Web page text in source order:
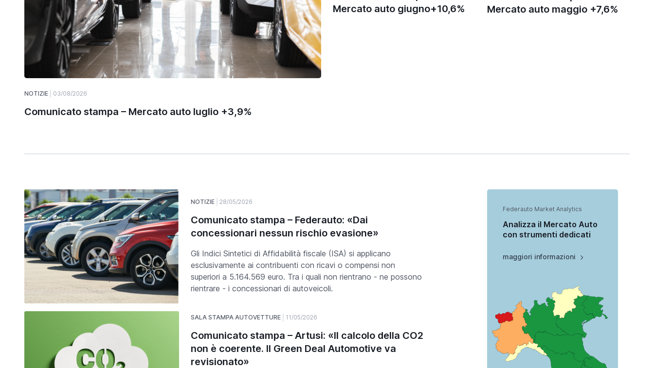
NOTIZIE 03/08/2026
Comunicato stampa – Mercato auto luglio +3,9%
Mercato auto giugno+10,6%
Mercato auto maggio +7,6%
NOTIZIE 28/05/2026
Comunicato stampa – Federauto: «Dai
concessionari nessun rischio evasione»
Gli Indici Sintetici di Affidabilità fiscale (ISA) si applicano
esclusivamente ai contribuenti con ricavi o compensi non
superiori a 5.164.569 euro. Tra i quali non rientrano - ne possono
rientrare - i concessionari di autoveicoli.
SALA STAMPA AUTOVETTURE 11/05/2026
Comunicato stampa – Artusi: «Il calcolo della CO2
non è coerente. Il Green Deal Automotive va
revisionato»
Federauto Market Analytics
Analizza il Mercato Auto
con strumenti dedicati
maggiori informazioni